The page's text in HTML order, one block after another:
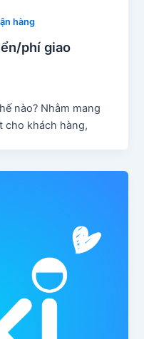
hàng
phí giao
nào? Nhằm mang
cho khách hàng,